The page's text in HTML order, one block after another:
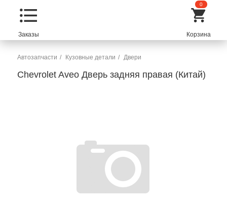
0
Автозапчасти Кузовные детали Двери
Chevrolet Aveo Дверь задняя правая (Китай)